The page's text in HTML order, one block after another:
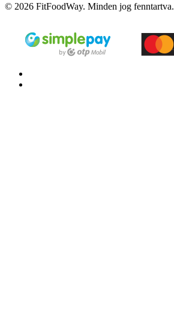
© 2026 FitFoodWay. Minden jog fenntartva.